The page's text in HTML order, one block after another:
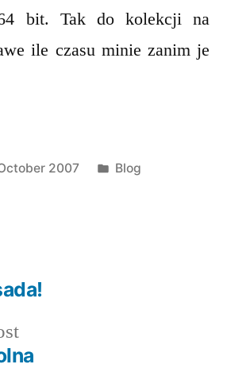
bit. Tak do kolekcji na
ile czasu minie zanim je
2007
Posted
Blog
Previous
post: